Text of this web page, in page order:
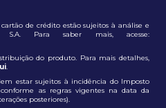
de crédito estão sujeitos à análise e
Para saber mais, acesse:
do produto. Para mais detalhes,
.
estar sujeitos à incidência do Imposto
conforme as regras vigentes na data da
posteriores).